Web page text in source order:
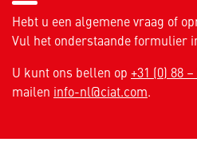
Hebt u een algemene vraag of
Vul het onderstaande formulier
U kunt ons bellen op +31 (0) 88
mailen info-nl@ciat.com.